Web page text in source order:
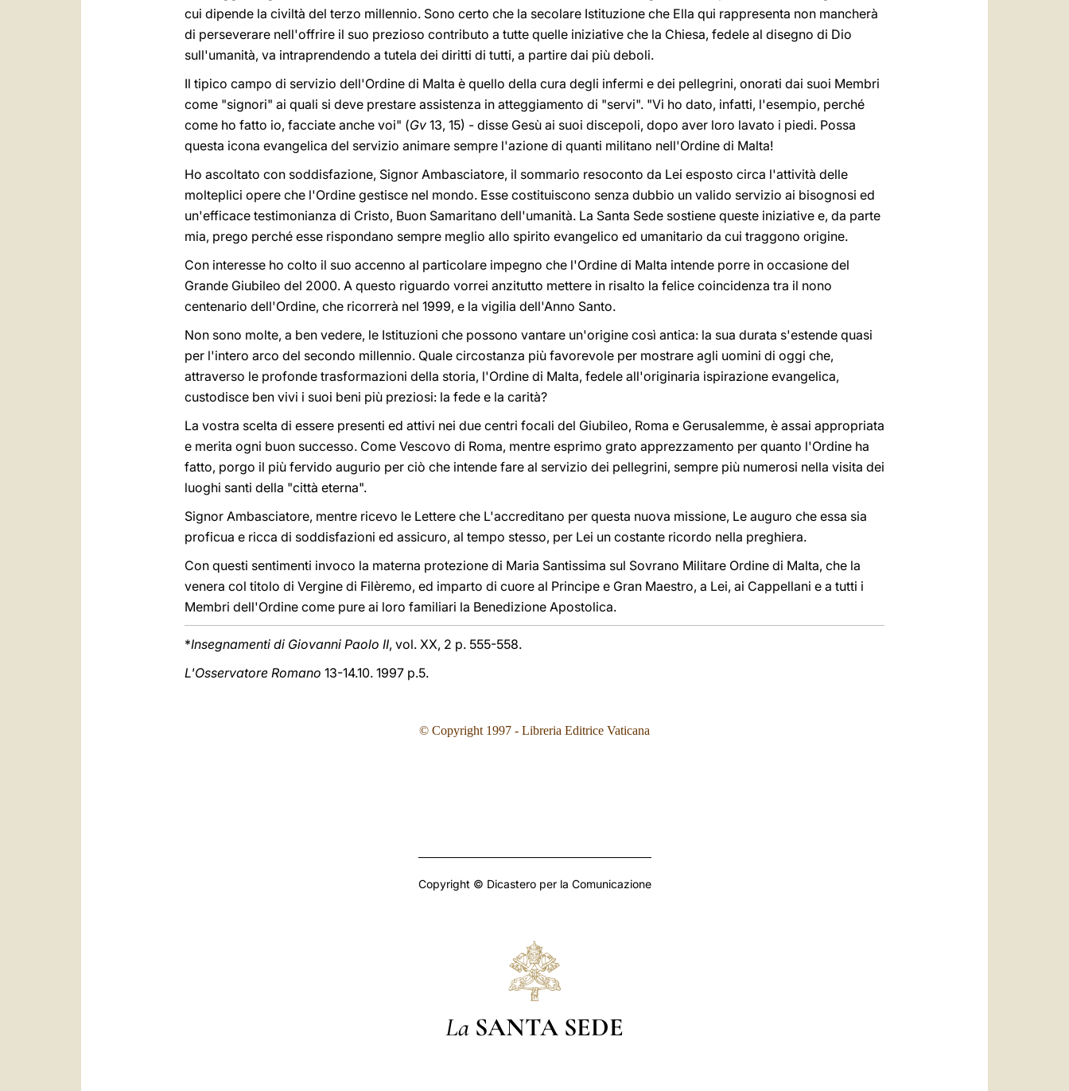
cui dipende la civiltà del terzo millennio. Sono certo che la secolare Istituzione che Ella qui rappresenta non mancherà
di perseverare nell'offrire il suo prezioso contributo a tutte quelle iniziative che la Chiesa, fedele al disegno di Dio
sull'umanità, va intraprendendo a tutela dei diritti di tutti, a partire dai più deboli.
Il tipico campo di servizio dell'Ordine di Malta è quello della cura degli infermi e dei pellegrini, onorati dai suoi Membri
come "signori" ai quali si deve prestare assistenza in atteggiamento di "servi". "Vi ho dato, infatti, l'esempio, perché
come ho fatto io, facciate anche voi" (Gv 13, 15) - disse Gesù ai suoi discepoli, dopo aver loro lavato i piedi. Possa
questa icona evangelica del servizio animare sempre l'azione di quanti militano nell'Ordine di Malta!
Ho ascoltato con soddisfazione, Signor Ambasciatore, il sommario resoconto da Lei esposto circa l'attività delle
molteplici opere che l'Ordine gestisce nel mondo. Esse costituiscono senza dubbio un valido servizio ai bisognosi ed
un'efficace testimonianza di Cristo, Buon Samaritano dell'umanità. La Santa Sede sostiene queste iniziative e, da parte
mia, prego perché esse rispondano sempre meglio allo spirito evangelico ed umanitario da cui traggono origine.
Con interesse ho colto il suo accenno al particolare impegno che l'Ordine di Malta intende porre in occasione del
Grande Giubileo del 2000. A questo riguardo vorrei anzitutto mettere in risalto la felice coincidenza tra il nono
centenario dell'Ordine, che ricorrerà nel 1999, e la vigilia dell'Anno Santo.
Non sono molte, a ben vedere, le Istituzioni che possono vantare un'origine così antica: la sua durata s'estende quasi
per l'intero arco del secondo millennio. Quale circostanza più favorevole per mostrare agli uomini di oggi che,
attraverso le profonde trasformazioni della storia, l'Ordine di Malta, fedele all'originaria ispirazione evangelica,
custodisce ben vivi i suoi beni più preziosi: la fede e la carità?
La vostra scelta di essere presenti ed attivi nei due centri focali del Giubileo, Roma e Gerusalemme, è assai appropriata
e merita ogni buon successo. Come Vescovo di Roma, mentre esprimo grato apprezzamento per quanto l'Ordine ha
fatto, porgo il più fervido augurio per ciò che intende fare al servizio dei pellegrini, sempre più numerosi nella visita dei
luoghi santi della "città eterna".
Signor Ambasciatore, mentre ricevo le Lettere che L'accreditano per questa nuova missione, Le auguro che essa sia
proficua e ricca di soddisfazioni ed assicuro, al tempo stesso, per Lei un costante ricordo nella preghiera.
Con questi sentimenti invoco la materna protezione di Maria Santissima sul Sovrano Militare Ordine di Malta, che la
venera col titolo di Vergine di Filèremo, ed imparto di cuore al Principe e Gran Maestro, a Lei, ai Cappellani e a tutti i
Membri dell'Ordine come pure ai loro familiari la Benedizione Apostolica.
*Insegnamenti di Giovanni Paolo II, vol. XX, 2 p. 555-558.
L'Osservatore Romano 13-14.10. 1997 p.5.
© Copyright 1997 - Libreria Editrice Vaticana
Copyright © Dicastero per la Comunicazione
La SANTA SEDE